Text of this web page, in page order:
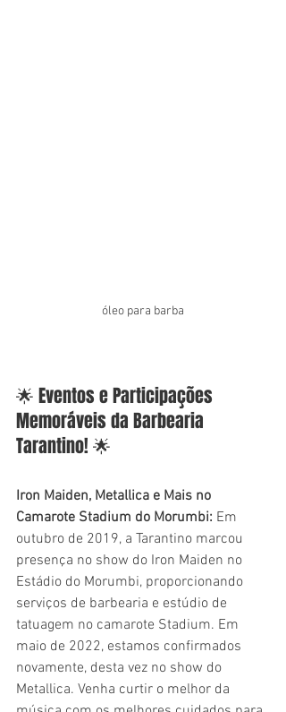
óleo para barba
🌟 Eventos e Participações
Memoráveis da Barbearia
Tarantino! 🌟
Iron Maiden, Metallica e Mais no
Camarote Stadium do Morumbi: Em
outubro de 2019, a Tarantino marcou
presença no show do Iron Maiden no
Estádio do Morumbi, proporcionando
serviços de barbearia e estúdio de
tatuagem no camarote Stadium. Em
maio de 2022, estamos confirmados
novamente, desta vez no show do
Metallica. Venha curtir o melhor da